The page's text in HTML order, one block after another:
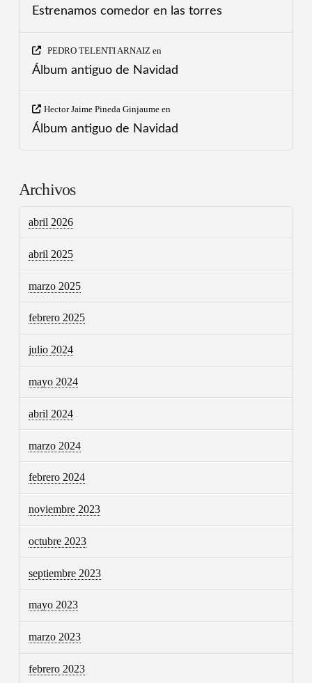
Estrenamos comedor en las torres
PEDRO TELENTI ARNAIZ en
Álbum antiguo de Navidad
Hector Jaime Pineda Ginjaumeen
Álbum antiguo de Navidad
Archivos
abril 2026
abril 2025
marzo 2025
febrero 2025
julio 2024
mayo 2024
abril 2024
marzo 2024
febrero 2024
noviembre 2023
octubre 2023
septiembre 2023
mayo 2023
marzo 2023
febrero 2023